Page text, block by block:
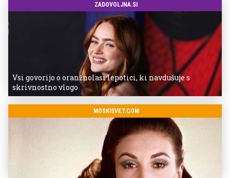
ZADOVOLJNA.SI
Vsi govorijo o oranžnolasi lepotici, ki navdušuje s
skrivnostno vlogo
MOSKISVET.COM